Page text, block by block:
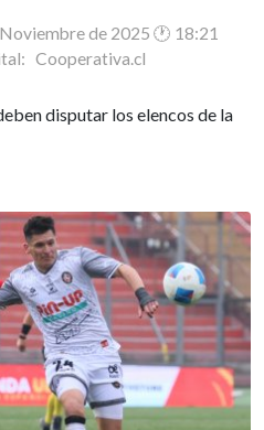
de 2025 🕐 18:21
Cooperativa.cl
disputar los elencos de la